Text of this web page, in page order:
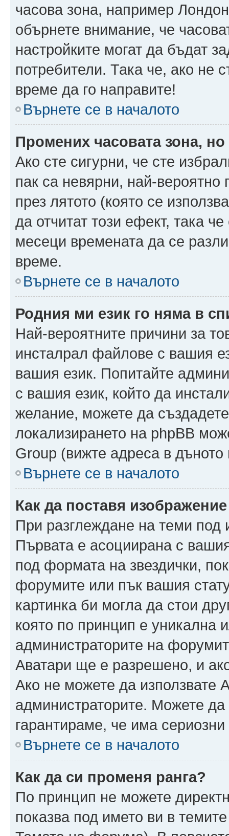
часова зона, например
обърнете внимание, че
настройките могат да бъдат
потребители. Така че, ако не
време да го направите!
Върнете се в началото
Промених часовата зона,
Ако сте сигурни, че сте
пак са невярни, най-
през лятото (която се
да отчитат този ефект, така
месеци времената да се
време.
Върнете се в началото
Родния ми език го няма в
Най-вероятните причини за
инсталрал файлове с вашия
вашия език. Попитайте
с вашия език, който да
желание, можете да
локализирането на phpBB
Group (вижте адреса в дъното
Върнете се в началото
Как да поставя
При разглеждане на теми под
Първата е асоциирана с
под формата на звездички,
форумите или пък вашия
картинка би могла да стои
която по принцип е уникална
администраторите на
Аватари ще е разрешено, и
Ако не можете да използвате
администраторите. Можете да
гарантираме, че има сериозни
Върнете се в началото
Как да си променя ранга?
По принцип не можете
показва под името ви в